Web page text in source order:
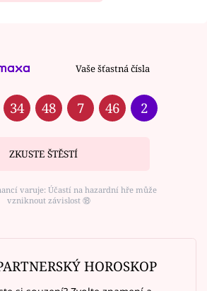
Vaše šťastná čísla
34 48 7 46 2
ZKUSTE ŠTĚSTÍ
varuje: Účastí na hazardní hře může
vzniknout závislost ⑱
HOROSKOP